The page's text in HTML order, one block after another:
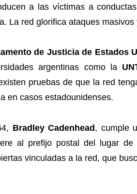
a las víctimas a
La red glorifica ataques
de Justicia de Estados
argentinas como la
pruebas de que la red
en casos estadounidenses.
Bradley Cadenhead, cumple
al prefijo postal del lugar
vinculadas a la red, que